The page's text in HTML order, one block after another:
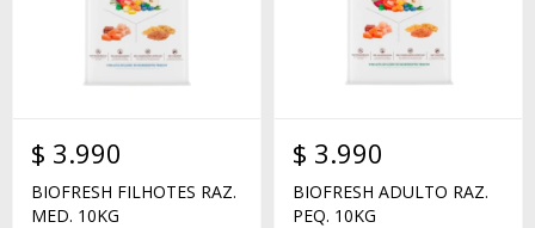
$ 3.990
BIOFRESH FILHOTES RAZ.
MED. 10KG
$ 3.990
BIOFRESH ADULTO RAZ.
PEQ. 10KG